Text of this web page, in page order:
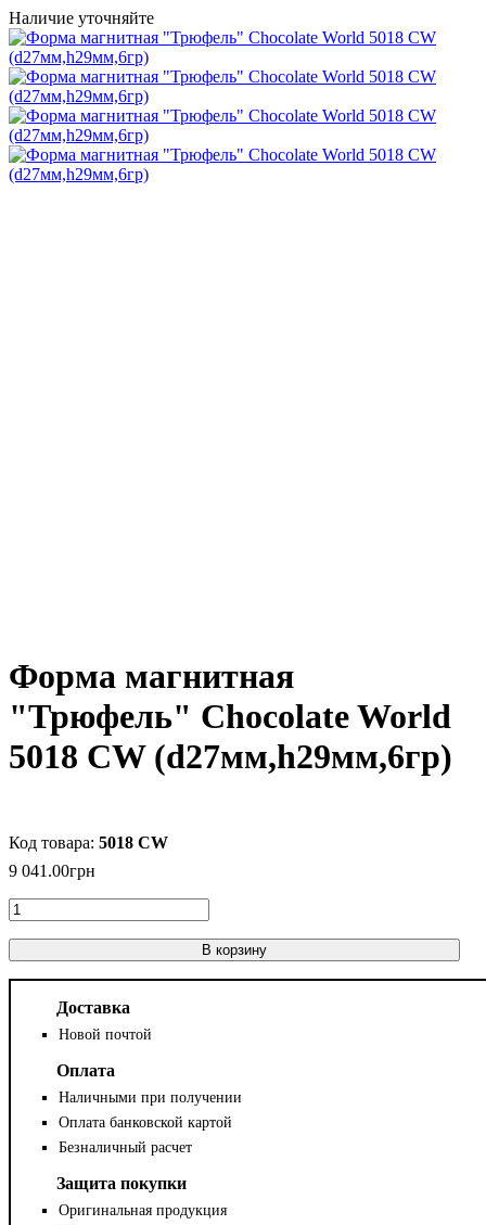
Наличие уточняйте
Форма магнитная
"Трюфель" Chocolate World
5018 CW (d27мм,h29мм,6гр)
5018 CW
9 041 .00грн
В корзину
Доставка
Новой почтой
Оплата
Наличными при получении
Оплата банковской картой
Безналичный расчет
Защита покупки
Оригинальная продукция